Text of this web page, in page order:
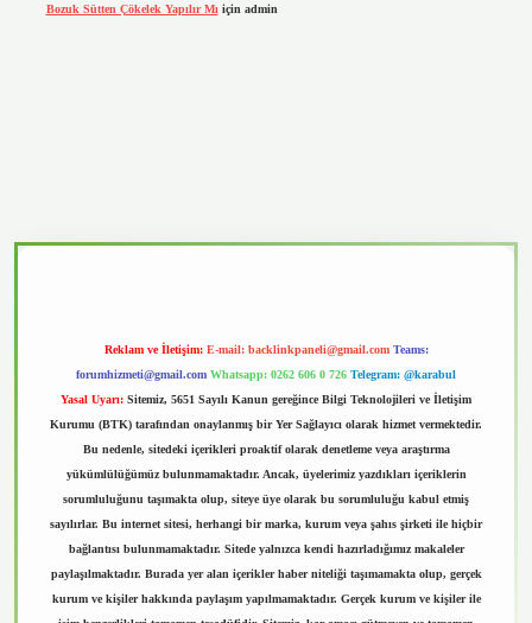
Bozuk Sütten Çökelek Yapılır Mı için admin
Reklam ve İletişim: E-mail: backlinkpaneli@gmail.com Teams:
forumhizmeti@gmail.com Whatsapp: 0262 606 0 726 Telegram: @karabul
Yasal Uyarı: Sitemiz, 5651 Sayılı Kanun gereğince Bilgi Teknolojileri ve İletişim
Kurumu (BTK) tarafından onaylanmış bir Yer Sağlayıcı olarak hizmet vermektedir.
Bu nedenle, sitedeki içerikleri proaktif olarak denetleme veya araştırma
yükümlülüğümüz bulunmamaktadır. Ancak, üyelerimiz yazdıkları içeriklerin
sorumluluğunu taşımakta olup, siteye üye olarak bu sorumluluğu kabul etmiş
sayılırlar. Bu internet sitesi, herhangi bir marka, kurum veya şahıs şirketi ile hiçbir
bağlantısı bulunmamaktadır. Sitede yalnızca kendi hazırladığımız makaleler
paylaşılmaktadır. Burada yer alan içerikler haber niteliği taşımamakta olup, gerçek
kurum ve kişiler hakkında paylaşım yapılmamaktadır. Gerçek kurum ve kişiler ile